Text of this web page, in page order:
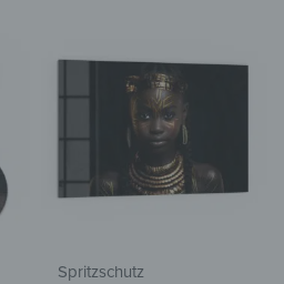
Spritzschutz